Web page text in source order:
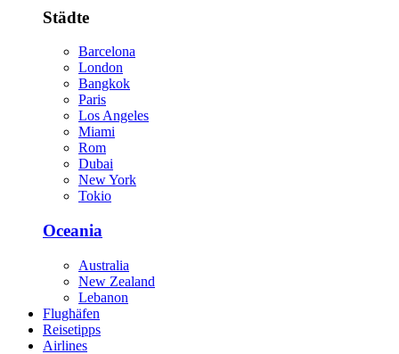
Städte
Barcelona
London
Bangkok
Paris
Los Angeles
Miami
Rom
Dubai
New York
Tokio
Oceania
Australia
New Zealand
Lebanon
Flughäfen
Reisetipps
Airlines